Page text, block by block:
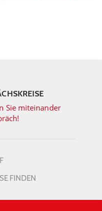
Sie miteinander
FINDEN